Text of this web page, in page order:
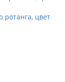
ротанга, цвет